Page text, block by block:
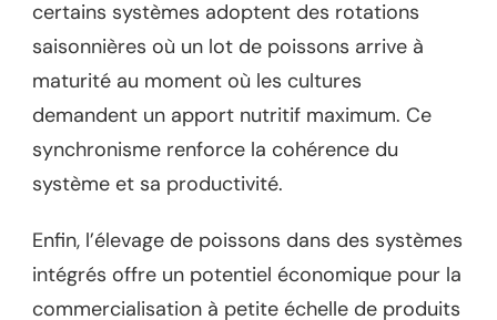
certains systèmes adoptent des rotations
saisonnières où un lot de poissons arrive à
maturité au moment où les cultures
demandent un apport nutritif maximum. Ce
synchronisme renforce la cohérence du
système et sa productivité.
Enfin, l’élevage de poissons dans des systèmes
intégrés offre un potentiel économique pour la
commercialisation à petite échelle de produits